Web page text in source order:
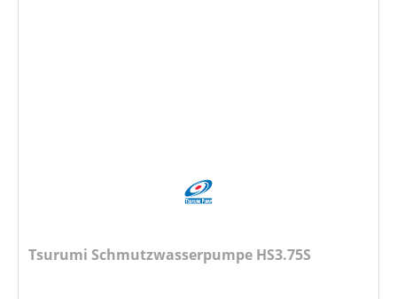
Tsurumi Schmutzwasserpumpe HS3.75S